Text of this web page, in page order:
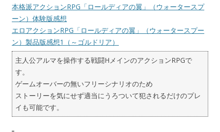
本格派アクションRPG「ロールディアの翼」（ウォータースプ
ーン）体験版感想
エロアクションRPG「ロールディアの翼」（ウォータースプー
ン）製品版感想1（～ゴルドリア）
主人公アルマを操作する戦闘HメインのアクションRPGで
す。
ゲームオーバーの無いフリーシナリオのため
ストーリーを気にせず適当にうろついて犯されるだけのプレ
イも可能です。